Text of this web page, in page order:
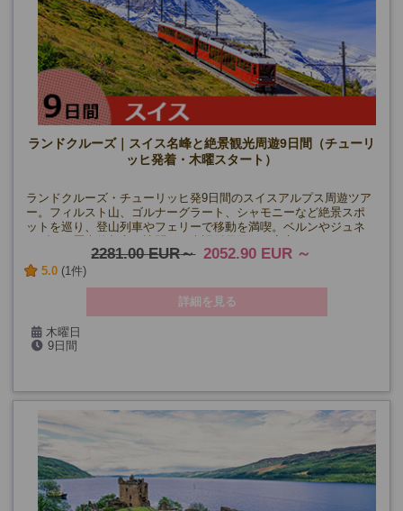
ランドクルーズ｜スイス名峰と絶景観光周遊9日間（チューリ
ッヒ発着・木曜スタート）
ランドクルーズ・チューリッヒ発9日間のスイスアルプス周遊ツア
ー。フィルスト山、ゴルナーグラート、シャモニーなど絶景スポ
ットを巡り、登山列車やフェリーで移動を満喫。ベルンやジュネ
2281.00 EUR 2052.90 EUR
5.0 (1件)
詳細を見る
木曜日
4/16・30、5月～8月、9/10・24・8
9日間